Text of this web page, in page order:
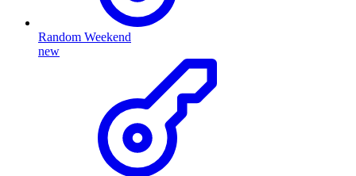
Random Weekend
new